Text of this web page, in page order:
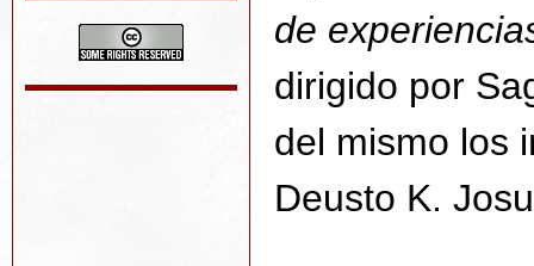
de
dirigido por
del mismo los
Deusto K.